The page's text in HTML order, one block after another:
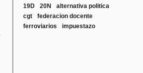
19D
20N
alternativa politica
cgt
federacion docente
ferroviarios
impuestazo